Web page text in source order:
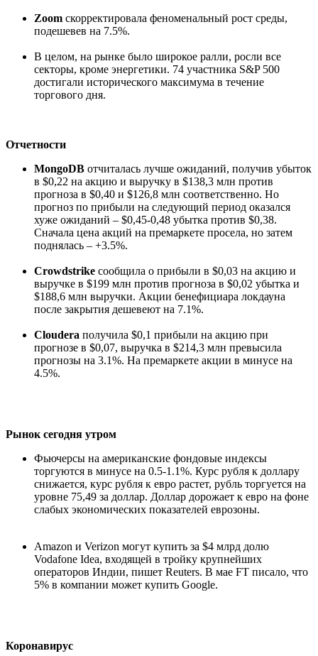
Zoom скорректировала феноменальный рост среды,
подешевев на 7.5%.
В целом, на рынке было широкое ралли, росли все
секторы, кроме энергетики. 74 участника S&P 500
достигали исторического максимума в течение
торгового дня.
Отчетности
MongoDB отчиталась лучше ожиданий, получив убыток
в $0,22 на акцию и выручку в $138,3 млн против
прогноза в $0,40 и $126,8 млн соответственно. Но
прогноз по прибыли на следующий период оказался
хуже ожиданий – $0,45-0,48 убытка против $0,38.
Сначала цена акций на премаркете просела, но затем
поднялась – +3.5%.
Crowdstrike сообщила о прибыли в $0,03 на акцию и
выручке в $199 млн против прогноза в $0,02 убытка и
$188,6 млн выручки. Акции бенефициара локдауна
после закрытия дешевеют на 7.1%.
Cloudera получила $0,1 прибыли на акцию при
прогнозе в $0,07, выручка в $214,3 млн превысила
прогнозы на 3.1%. На премаркете акции в минусе на
4.5%.
Рынок сегодня утром
Фьючерсы на американские фондовые индексы
торгуются в минусе на 0.5-1.1%. Курс рубля к доллару
снижается, курс рубля к евро растет, рубль торгуется на
уровне 75,49 за доллар. Доллар дорожает к евро на фоне
слабых экономических показателей еврозоны.
Amazon и Verizon могут купить за $4 млрд долю
Vodafone Idea, входящей в тройку крупнейших
операторов Индии, пишет Reuters. В мае FT писало, что
5% в компании может купить Google.
Коронавирус